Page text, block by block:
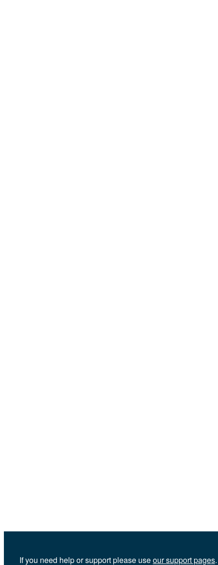
If you need help or support please useour support pages.